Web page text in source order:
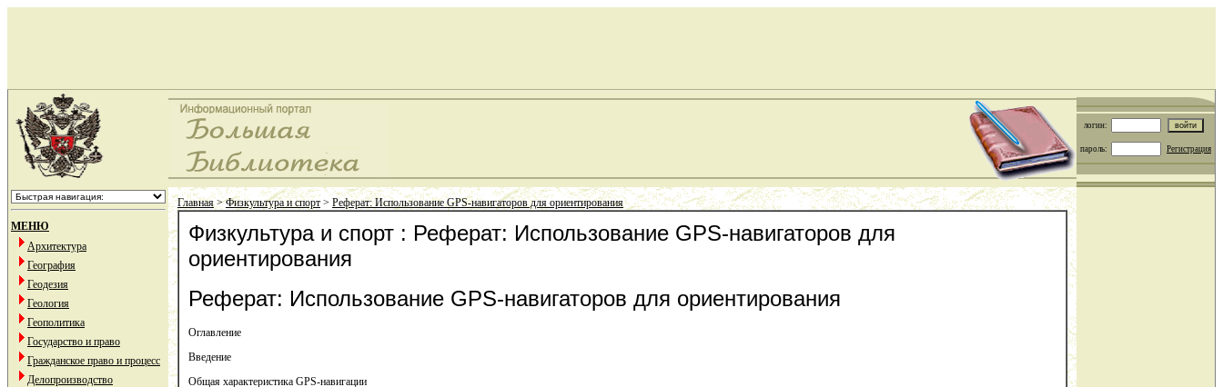
логин:
пароль: Регистрация
МЕНЮ
Архитектура
География
Геодезия
Геология
Геополитика
Государство и право
Гражданское право и процесс
Делопроизводство
Главная>Физкультура и спорт > Реферат: Использование GPS-навигаторов для ориентирования
Физкультура и спорт : Реферат: Использование GPS-навигаторов для
ориентирования
Реферат: Использование GPS-навигаторов для ориентирования
Оглавление
Введение
Общая характеристика GPS-навигации